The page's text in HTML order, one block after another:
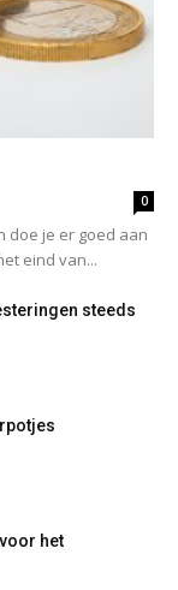
0
doe je er goed aan
eind van...
steeds
het